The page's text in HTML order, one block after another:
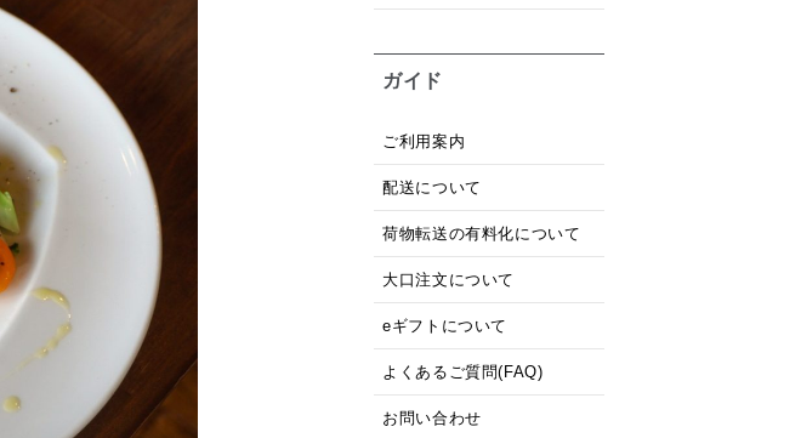
ガイド
ご利用案内
配送について
荷物転送の有料化について
大口注文について
eギフトについて
よくあるご質問(FAQ)
お問い合わせ